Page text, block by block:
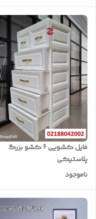
فایل کشویی 6 کشو بزرگ
پلاستیکی
ناموجود